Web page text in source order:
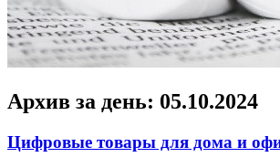
Архив за день: 05.10.2024
Цифровые товары для дома и